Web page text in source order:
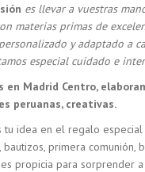
es llevar a vuestras
materias primas de
y adaptado a
especial cuidado e
en Madrid Centro,
peruanas, creativas.
tu idea en el regalo
bautizos, primera comunión,
propicia para sorprender